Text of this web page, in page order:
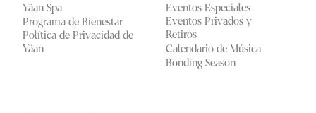
Yäan Spa
Programa de Bienestar
Política de Privacidad de
Yäan
Eventos Especiales
Eventos Privados y
Retiros
Calendario de Música
Bonding Season